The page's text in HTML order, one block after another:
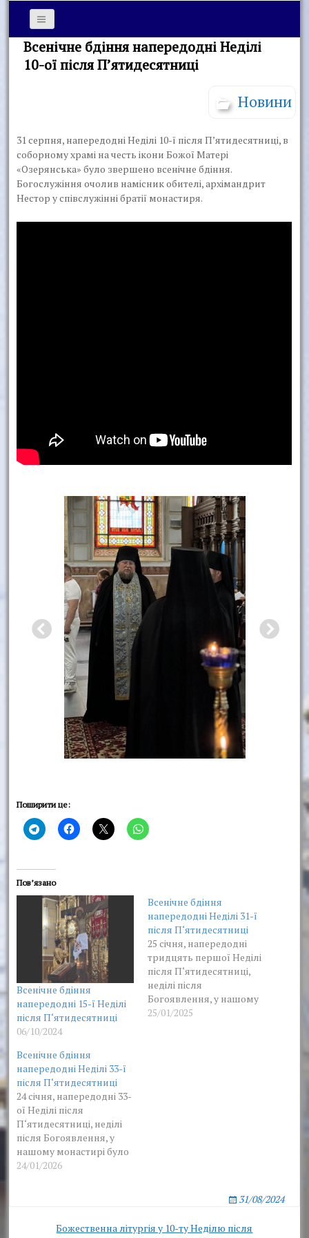
Всенічне бдіння напередодні Неділі
10-ої після П’ятидесятниці
Новини
31 серпня, напередодні Неділі 10-ї після Пʼятидесятниці, в
соборному храмі на честь ікони Божої Матері
«Озерянська» було звершено всенічне бдіння.
Богослужіння очолив намісник обителі, архімандрит
Нестор у співслужінні братії монастиря.
Поширити це:
Пов’язано
Всенічне бдіння
напередодні 15-ї Неділі
після П‘ятидесятниці
06/10/2024
Всенічне бдіння
напередодні Неділі 31-ї
після П‘ятидесятниці
25 січня, напередодні
тридцять першої Неділі
після П‘ятидесятниці,
неділі після
Богоявлення, у нашому
монастирі було
25/01/2025
Всенічне бдіння
напередодні Неділі 33-ї
після П‘ятидесятниці
24 січня, напередодні 33-
ої Неділі після
П‘ятидесятниці, неділі
після Богоявлення, у
нашому монастирі було
звершено всенічне
24/01/2026
31/08/2024
Божественна літургія у 10-ту Неділю після